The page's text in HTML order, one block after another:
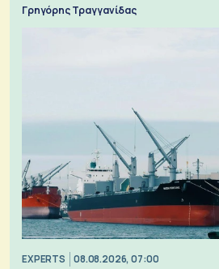
Γρηγόρης Τραγγανίδας
EXPERTS 08.08.2026, 07:00